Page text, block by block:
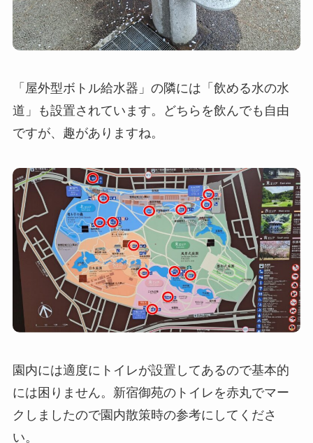
「屋外型ボトル給水器」の隣には「飲める水の水
道」も設置されています。 どちらを飲んでも自由
ですが、趣がありますね。
園内には適度にトイレが設置してあるので基本的
には困りません。新宿御苑のトイレを赤丸でマー
クしましたので園内散策時の参考にしてくださ
い。